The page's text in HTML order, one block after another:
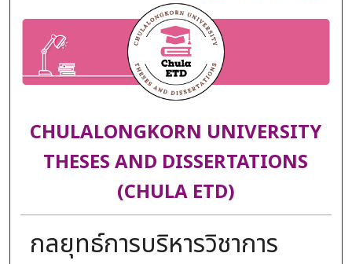
CHULALONGKORN UNIVERSITY
THESES AND DISSERTATIONS
(CHULA ETD)
กลยุทธ์การบริหารวิชาการ